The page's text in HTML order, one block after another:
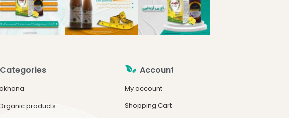
Categories
products
Account
My account
Shopping Cart